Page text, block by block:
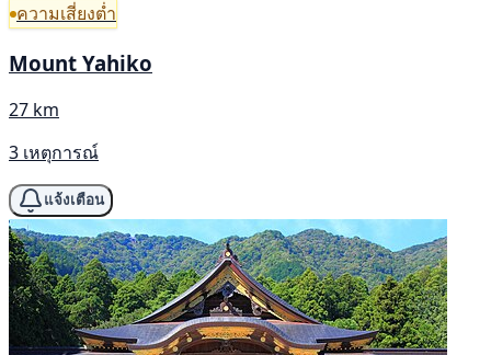
ความเสี่ยงต่ำ
Mount Yahiko
27 km
3 เหตุการณ์
แจ้งเตือน